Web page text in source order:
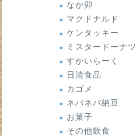
なか卯
マクドナルド
ケンタッキー
ミスタードーナツ
すかいらーく
日清食品
カゴメ
ネバネバ納豆
お菓子
その他飲食